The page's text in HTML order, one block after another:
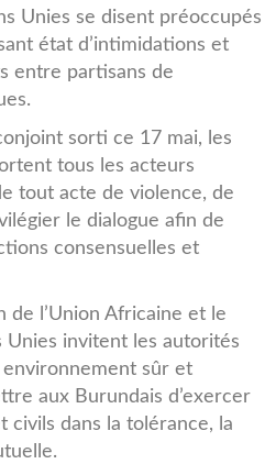
Unies se disent préoccupés
état d’intimidations et
entre partisans de
sorti ce 17 mai, les
tous les acteurs
tout acte de violence, de
le dialogue afin de
consensuelles et
de l’Union Africaine et le
invitent les autorités
sûr et
aux Burundais d’exercer
civils dans la tolérance, la